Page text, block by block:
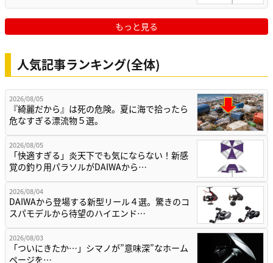
もっと見る
人気記事ランキング(全体)
2026/08/05
『綺麗だから』は死の危険。夏に海で拾ったら
危なすぎる漂流物５選。
2026/08/05
「快適すぎる」炎天下でも気にならない！新感
覚の釣り用パラソルがDAIWAから…
2026/08/04
DAIWAから登場する新型リール４選。驚きのコ
スパモデルから待望のハイエンド…
2026/08/03
「ついにきたか…」シマノが”意味深”なホーム
ページを…